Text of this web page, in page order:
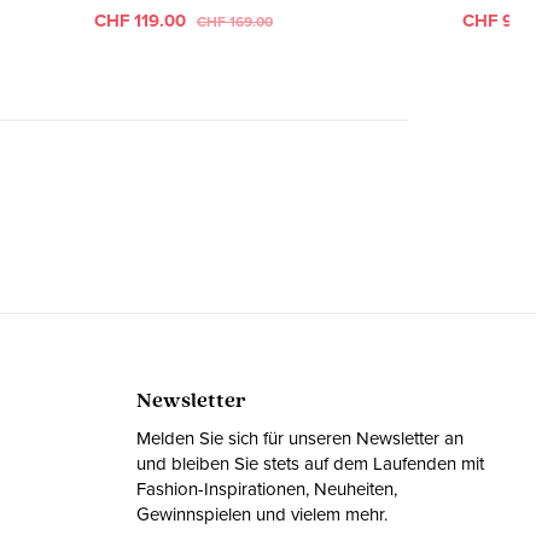
CHF 119.00 CHF 169.00
CHF
Newsletter
Melden Sie sich für unseren Newsletter an
und bleiben Sie stets auf dem Laufenden mit
Fashion-Inspirationen, Neuheiten,
Gewinnspielen und vielem mehr.